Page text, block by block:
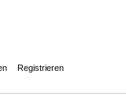
Registrieren